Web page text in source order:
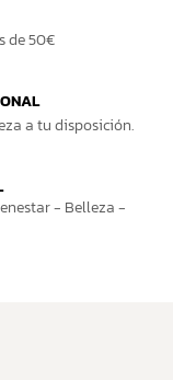
de 50€
a tu disposición.
- Belleza -